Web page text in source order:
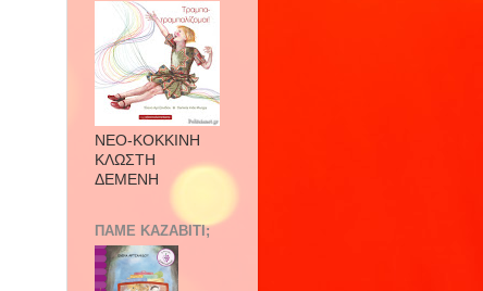
ΝΕΟ-ΚΟΚΚΙΝΗ
ΚΛΩΣΤΗ
ΔΕΜΕΝΗ
ΠΑΜΕ ΚΑΖΑΒΙΤΙ;